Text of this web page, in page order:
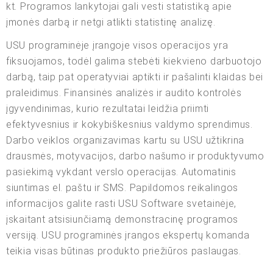
kt. Programos lankytojai gali vesti statistiką apie
įmonės darbą ir netgi atlikti statistinę analizę.
USU programinėje įrangoje visos operacijos yra
fiksuojamos, todėl galima stebėti kiekvieno darbuotojo
darbą, taip pat operatyviai aptikti ir pašalinti klaidas bei
praleidimus. Finansinės analizės ir audito kontrolės
įgyvendinimas, kurio rezultatai leidžia priimti
efektyvesnius ir kokybiškesnius valdymo sprendimus.
Darbo veiklos organizavimas kartu su USU užtikrina
drausmės, motyvacijos, darbo našumo ir produktyvumo
pasiekimą vykdant verslo operacijas. Automatinis
siuntimas el. paštu ir SMS. Papildomos reikalingos
informacijos galite rasti USU Software svetainėje,
įskaitant atsisiunčiamą demonstracinę programos
versiją. USU programinės įrangos ekspertų komanda
teikia visas būtinas produkto priežiūros paslaugas.